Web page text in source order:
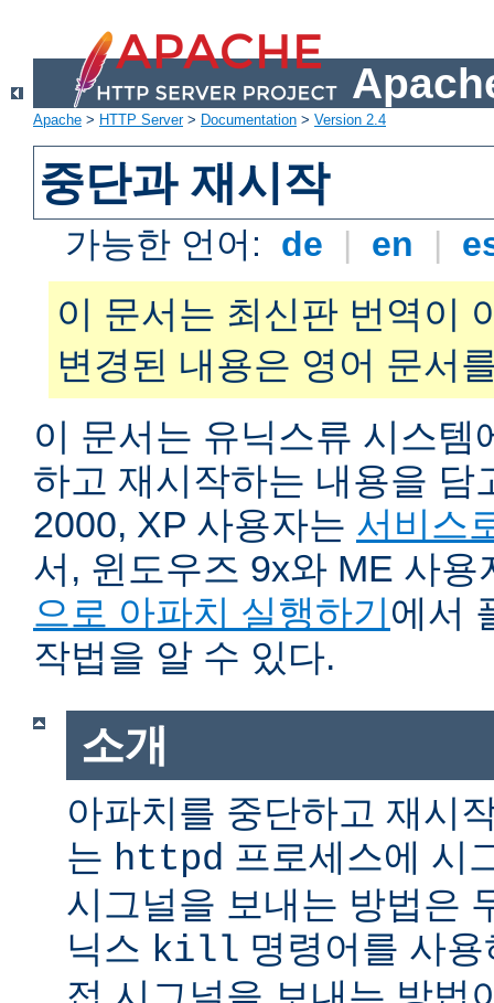
Apache > HTTP Server> Documentation > Version 2.4
중단과 재시작
가능한 언어: de | en |
이 문서는 최신판 번역이
변경된 내용은 영어 문서
이 문서는 유닉스류 시스템
하고 재시작하는 내용을 담
2000, XP 사용자는 서비스
서, 윈도우즈 9x와 ME 사
으로 아파치 실행하기에서
작법을 알 수 있다.
소개
아파치를 중단하고 재시
는 httpd 프로세스에 시
시그널을 보내는 방법은
닉스 kill 명령어를 사